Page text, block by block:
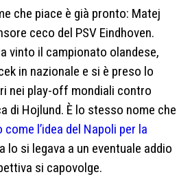
che piace è già pronto: Matej
ceco del PSV Eindhoven.
vinto il campionato olandese,
in nazionale e si è preso lo
nei play-off mondiali contro
di Hojlund. È lo stesso nome che
l’idea del Napoli per la
lo si legava a un eventuale addio
si capovolge.